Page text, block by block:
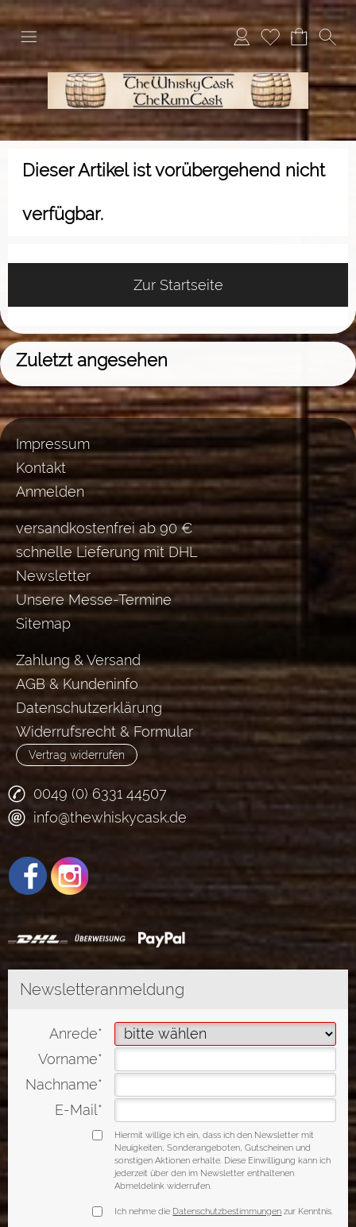
Dieser Artikel ist vorübergehend nicht
verfügbar.
Zur Startseite
Zuletzt angesehen
Impressum
Kontakt
Anmelden
versandkostenfrei ab 90 €
schnelle Lieferung mit DHL
Newsletter
Unsere Messe-Termine
Sitemap
Zahlung & Versand
AGB & Kundeninfo
Datenschutzerklärung
Widerrufsrecht & Formular
Vertrag widerrufen
0049 (0) 6331 44507
info@thewhiskycask.de